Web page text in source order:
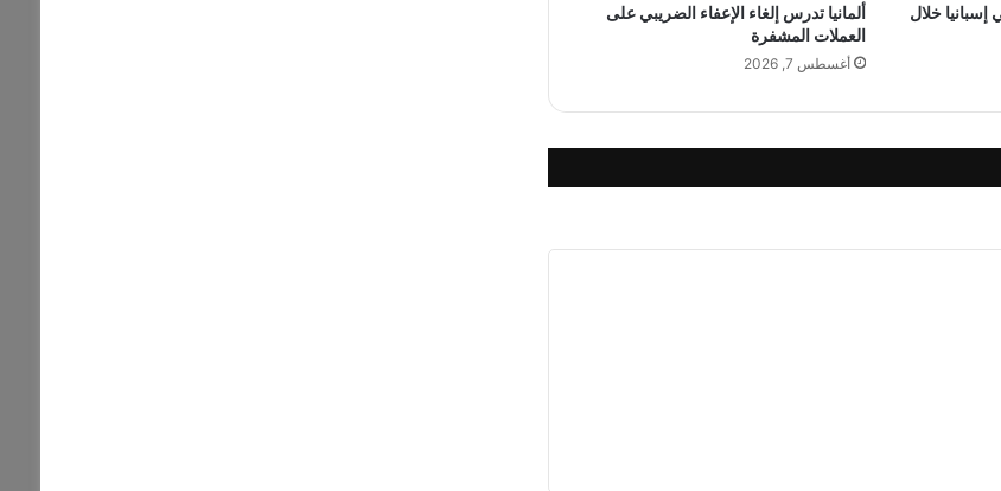
إسبانيا خلال
ألمانيا تدرس إلغاء الإعفاء الضريبي على
العملات المشفرة
أغسطس 7, 2026